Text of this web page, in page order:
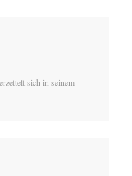
sich in seinem